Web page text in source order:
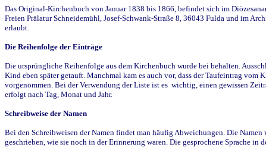
Das Original-Kirchenbuch von Januar 1838 bis 1866, befindet sich im
Freien Prälatur Schneidemühl, Josef-Schwank-Straße 8, 36043 Fulda und im
erlaubt.
Die Reihenfolge der Einträge
Die ursprüngliche Reihenfolge aus dem Kirchenbuch wurde bei behalten.
Kind eben später getauft. Manchmal kam es auch vor, dass der Taufeintrag
vorgenommen. Bei der Verwendung der Liste ist es wichtig, einen gewissen
erfolgt nach Tag, Monat und Jahr.
Schreibweise der Namen
Bei den Schreibweisen der Namen findet man häufig Abweichungen. Die
geschrieben, wie sie noch in der Erinnerung waren. Die gesprochene Sprache